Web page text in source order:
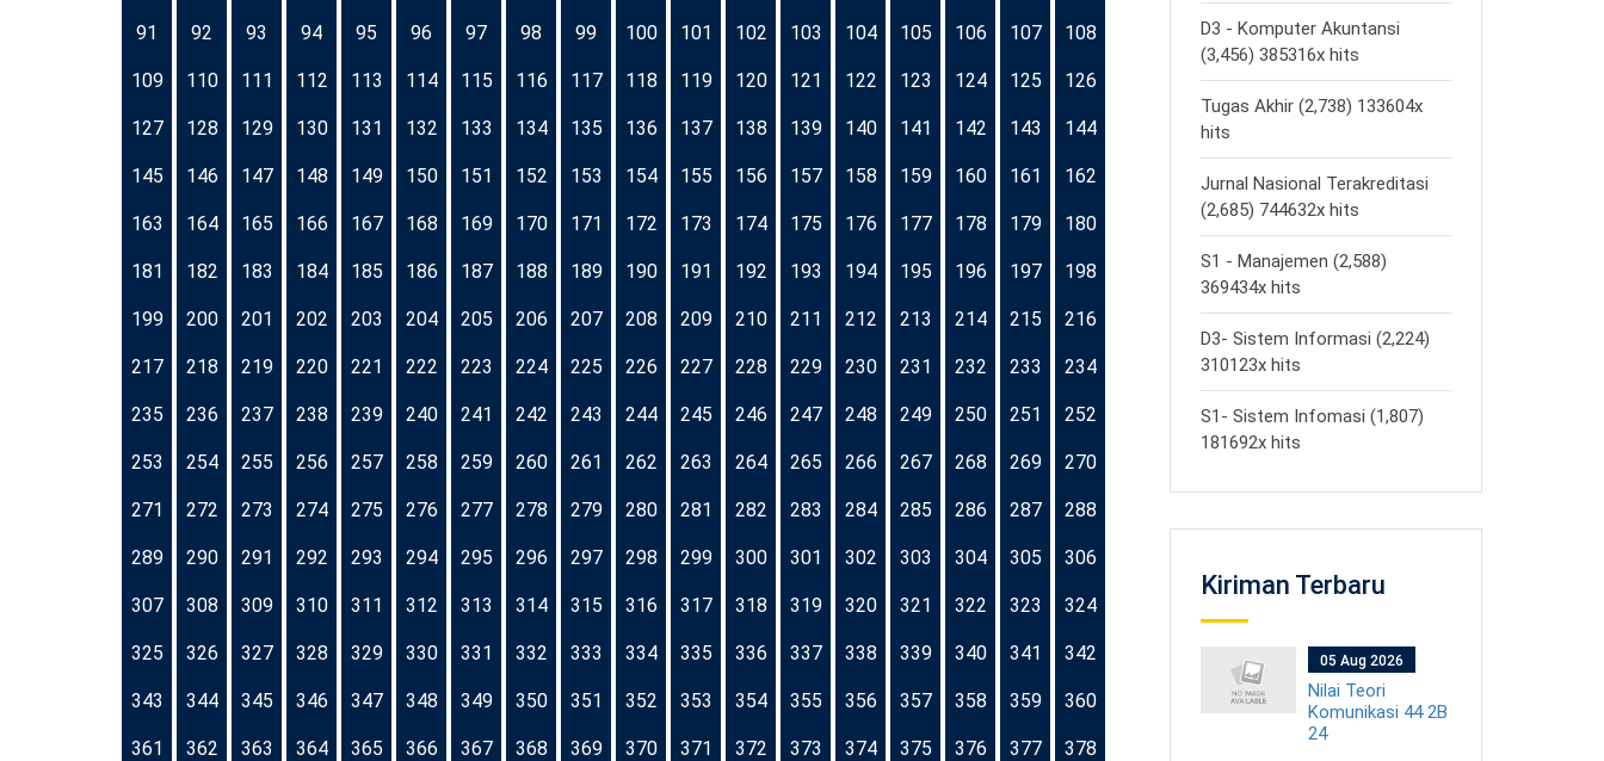
91 92 93 94 95 96 97 98 99 100 101 102 103 104 105 106 107 108
109 110 111 112 113 114 115 116 117 118 119 120 121 122 123 124 125 126
127 128 129 130 131 132 133 134 135 136 137 138 139 140 141 142 143 144
145 146 147 148 149 150 151 152 153 154 155 156 157 158 159 160 161 162
163 164 165 166 167 168 169 170 171 172 173 174 175 176 177 178 179 180
181 182 183 184 185 186 187 188 189 190 191 192 193 194 195 196 197 198
199 200 201 202 203 204 205 206 207 208 209 210 211 212 213 214 215 216
217 218 219 220 221 222 223 224 225 226 227 228 229 230 231 232 233 234
235 236 237 238 239 240 241 242 243 244 245 246 247 248 249 250 251 252
253 254 255 256 257 258 259 260 261 262 263 264 265 266 267 268 269 270
271 272 273 274 275 276 277 278 279 280 281 282 283 284 285 286 287 288
289 290 291 292 293 294 295 296 297 298 299 300 301 302 303 304 305 306
307 308 309 310 311 312 313 314 315 316 317 318 319 320 321 322 323 324
325 326 327 328 329 330 331 332 333 334 335 336 337 338 339 340 341 342
343 344 345 346 347 348 349 350 351 352 353 354 355 356 357 358 359 360
361 362 363 364 365 366 367 368 369 370 371 372 373 374 375 376 377 378
D3 - Komputer Akuntansi
(3,456) 385316x hits
Tugas Akhir (2,738) 133604x
hits
Jurnal Nasional Terakreditasi
(2,685) 744632x hits
S1 - Manajemen (2,588)
369434x hits
D3- Sistem Informasi (2,224)
310123x hits
S1- Sistem Infomasi (1,807)
181692x hits
Kiriman Terbaru
05 Aug 2026
Nilai Teori
Komunikasi 44 2B
24